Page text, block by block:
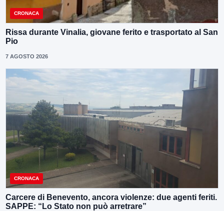
CRONACA
Rissa durante Vinalia, giovane ferito e trasportato al San
Pio
7 AGOSTO 2026
CRONACA
Carcere di Benevento, ancora violenze: due agenti feriti.
SAPPE: “Lo Stato non può arretrare”